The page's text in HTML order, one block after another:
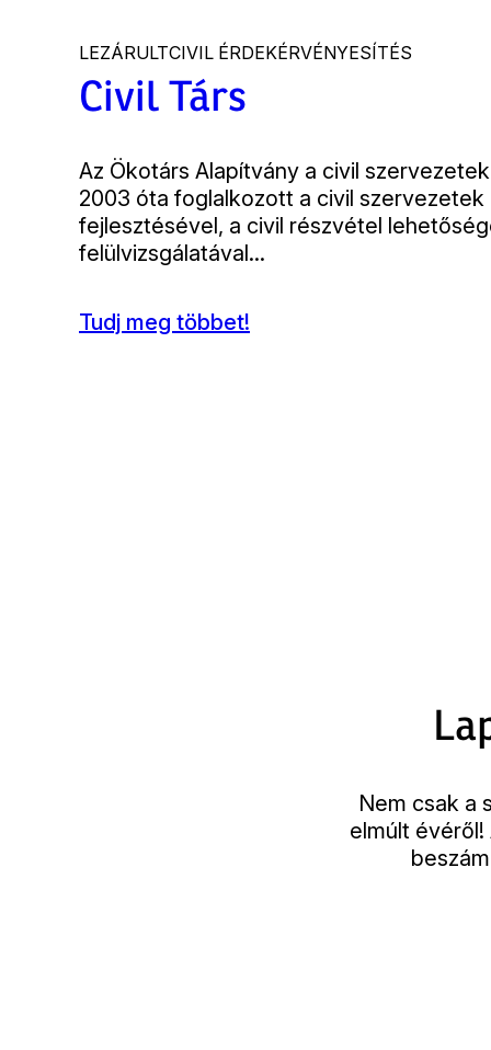
LEZÁRULTCIVIL ÉRDEKÉRVÉNYESÍTÉS
Civil Társ
Bevezető
Az Ökotárs Alapítvány a civil
2003 óta foglalkozott a civil
fejlesztésével, a civil részvétel
felülvizsgálatával...
Tudj meg többet!
Nem csak a
elmúlt